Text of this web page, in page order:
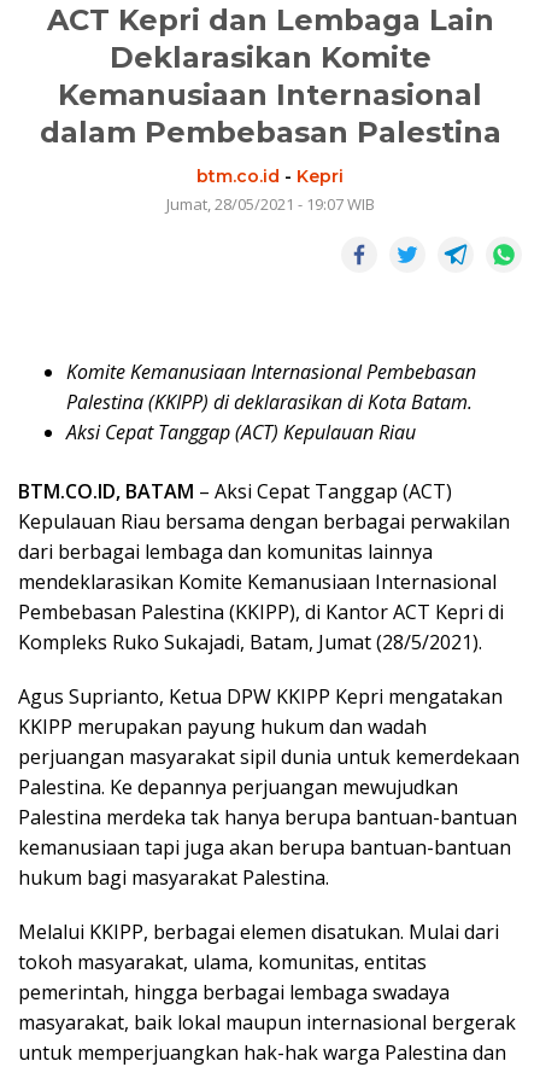
ACT Kepri dan Lembaga Lain
Deklarasikan Komite
Kemanusiaan Internasional
dalam Pembebasan Palestina
btm.co.id - Kepri
Jumat, 28/05/2021 - 19:07 WIB
Komite Kemanusiaan Internasional Pembebasan
Palestina (KKIPP) di deklarasikan di Kota Batam.
Aksi Cepat Tanggap (ACT) Kepulauan Riau
BTM.CO.ID, BATAM – Aksi Cepat Tanggap (ACT)
Kepulauan Riau bersama dengan berbagai perwakilan
dari berbagai lembaga dan komunitas lainnya
mendeklarasikan Komite Kemanusiaan Internasional
Pembebasan Palestina (KKIPP), di Kantor ACT Kepri di
Kompleks Ruko Sukajadi, Batam, Jumat (28/5/2021).
Agus Suprianto, Ketua DPW KKIPP Kepri mengatakan
KKIPP merupakan payung hukum dan wadah
perjuangan masyarakat sipil dunia untuk kemerdekaan
Palestina. Ke depannya perjuangan mewujudkan
Palestina merdeka tak hanya berupa bantuan-bantuan
kemanusiaan tapi juga akan berupa bantuan-bantuan
hukum bagi masyarakat Palestina.
Melalui KKIPP, berbagai elemen disatukan. Mulai dari
tokoh masyarakat, ulama, komunitas, entitas
pemerintah, hingga berbagai lembaga swadaya
masyarakat, baik lokal maupun internasional bergerak
untuk memperjuangkan hak-hak warga Palestina dan